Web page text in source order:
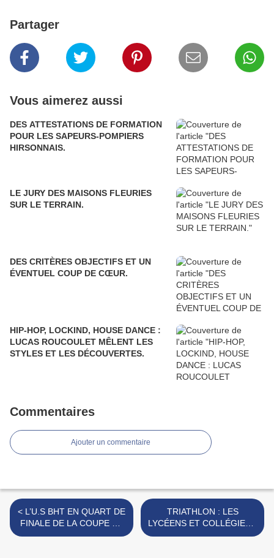
Partager
Vous aimerez aussi
DES ATTESTATIONS DE FORMATION
POUR LES SAPEURS-POMPIERS
HIRSONNAIS.
LE JURY DES MAISONS FLEURIES
SUR LE TERRAIN.
DES CRITÈRES OBJECTIFS ET UN
ÉVENTUEL COUP DE CŒUR.
HIP-HOP, LOCKIND, HOUSE DANCE :
LUCAS ROUCOULET MÊLENT LES
STYLES ET LES DÉCOUVERTES.
Commentaires
Ajouter un commentaire
< L’U.S BHT EN QUART DE
FINALE DE LA COUPE DE
L’AISNE : POUR DIDIER
TRIATHLON : LES
LYCÉENS ET COLLÉGIENS
DU DISTRICT RÉUNIS A